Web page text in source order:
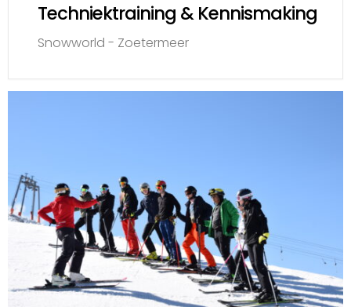
Techniektraining & Kennismaking
Snowworld - Zoetermeer